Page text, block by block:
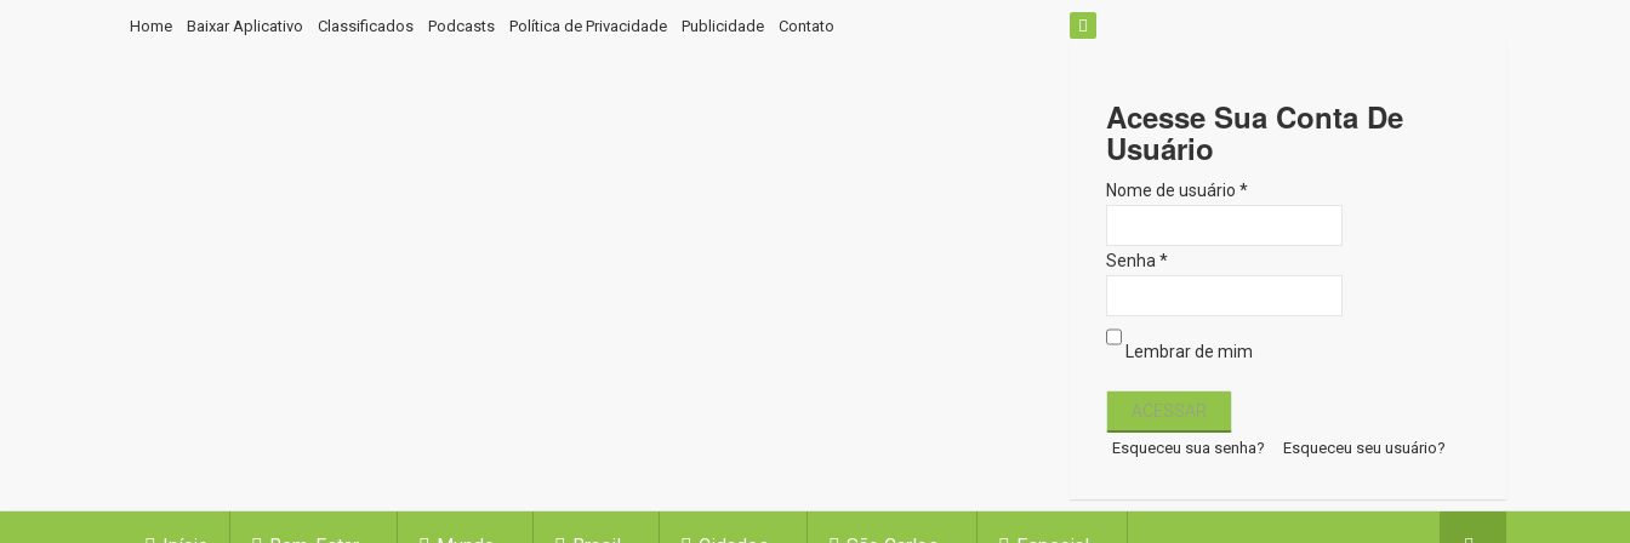
Home Baixar Aplicativo Classificados Podcasts Política de Privacidade Publicidade Contato
Acesse Sua Conta De
Usuário
Nome de usuário *
Senha *
Lembrar de mim
Esqueceu sua senha? Esqueceu seu usuário?